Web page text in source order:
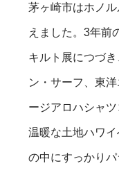
茅ヶ崎市はホノ
えました。3年前
キルト展につづ
ン・サーフ、東
ージアロハシャ
温暖な土地ハワ
の中にすっかり